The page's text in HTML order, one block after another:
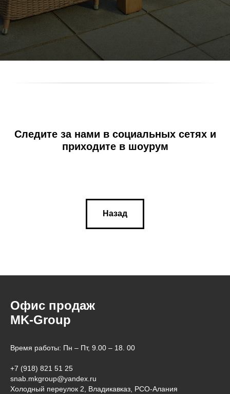
Следите за нами в социальных сетях и
приходите в шоурум
Назад
Офис продаж
MK-Group
Время работы: Пн – Пт, 9.00 – 18. 00
+7 (918) 821 51 25
snab.mkgroup@yandex.ru
Холодный переулок 2, Владикавказ, РСО-Алания